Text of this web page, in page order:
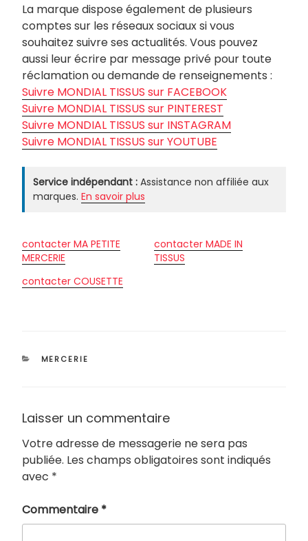
La marque dispose également de plusieurs
comptes sur les réseaux sociaux si vous
souhaitez suivre ses actualités. Vous pouvez
aussi leur écrire par message privé pour toute
réclamation ou demande de renseignements :
Suivre MONDIAL TISSUS sur FACEBOOK
Suivre MONDIAL TISSUS sur PINTEREST
Suivre MONDIAL TISSUS sur INSTAGRAM
Suivre MONDIAL TISSUS sur YOUTUBE
Service indépendant : Assistance non affiliée aux
marques. En savoir plus
contacter MA PETITE
MERCERIE
contacter MADE IN
TISSUS
contacter COUSETTE
CATÉGORIES
MERCERIE
Laisser un commentaire
Votre adresse de messagerie ne sera pas
publiée. Les champs obligatoires sont indiqués
avec *
Commentaire *